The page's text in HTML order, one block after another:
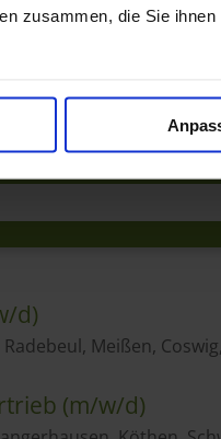
zusammen, die Sie